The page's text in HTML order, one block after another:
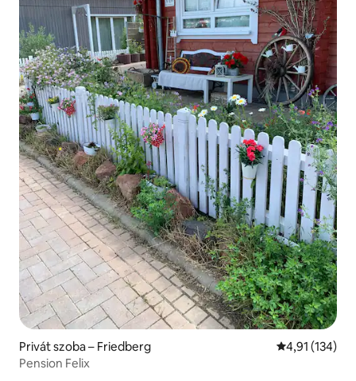
Privát szoba – Friedberg Átlagos
4,91 (134)
Pension Felix